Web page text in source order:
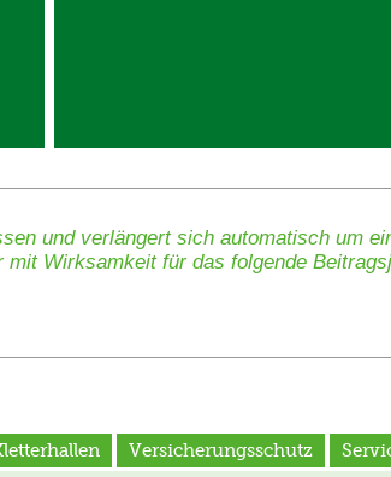
und verlängert sich automatisch um
Wirksamkeit für das folgende
Versicherungsschutz